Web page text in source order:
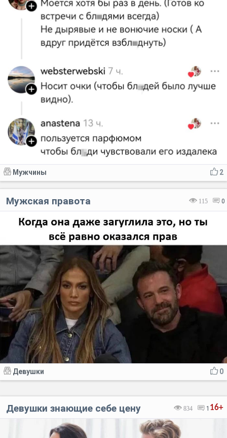
2
Мужчины
115 0
Мужская правота
0
Девушки
16+
834 1
Девушки знающие себе цену